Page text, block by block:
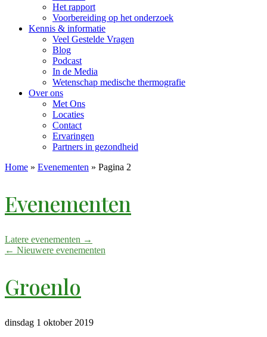
Het rapport
Voorbereiding op het onderzoek
Kennis & informatie
Veel Gestelde Vragen
Blog
Podcast
In de Media
Wetenschap medische thermografie
Over ons
Met Ons
Locaties
Contact
Ervaringen
Partners in gezondheid
Home » Evenementen » Pagina 2
Evenementen
Latere evenementen →
← Nieuwere evenementen
Groenlo
dinsdag 1 oktober 2019